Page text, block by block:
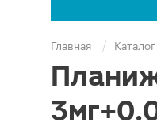
Главная Каталог